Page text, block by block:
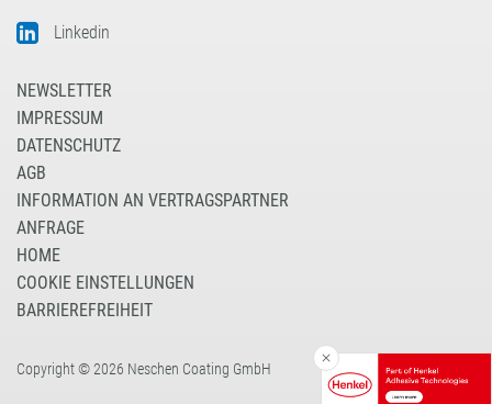
Linkedin
NEWSLETTER
IMPRESSUM
DATENSCHUTZ
AGB
INFORMATION AN VERTRAGSPARTNER
ANFRAGE
HOME
COOKIE EINSTELLUNGEN
BARRIEREFREIHEIT
Copyright © 2026 Neschen Coating GmbH